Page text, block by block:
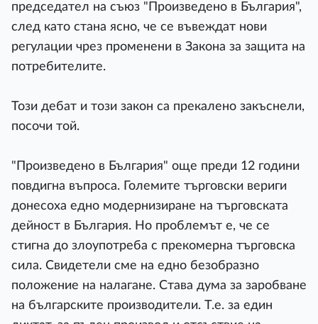
председател на съюз "Произведено в България",
след като стана ясно, че се въвеждат нови
регулации чрез променени в Закона за защита на
потребителите.
Този дебат и този закон са прекалено закъснели,
посочи той.
"Произведено в България" още преди 12 години
повдигна въпроса. Големите търговски вериги
донесоха едно модернизиране на търговската
дейност в България. Но проблемът е, че се
стигна до злоупотреба с прекомерна търговска
сила. Свидетели сме на едно безобразно
положение на налагане. Става дума за заробване
на българските производители. Т.е. за един